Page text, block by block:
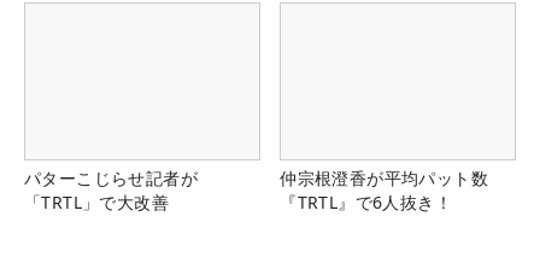
パターこじらせ記者が
「TRTL」で大改善
仲宗根澄香が平均パット数
『TRTL』で6人抜き！